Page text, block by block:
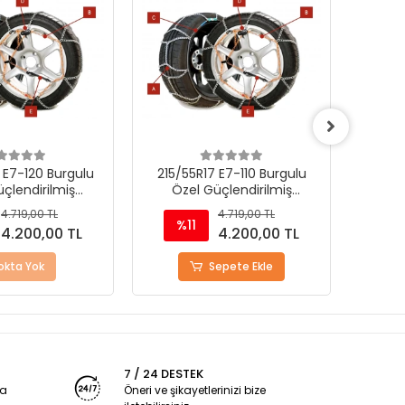
120 Burgulu
Kar Zinciri
4.719,00 TL
4.200,00 TL
Yok
215/55R17 E7-110 Burgulu
Özel Güçlendirilmiş
Takmatik Kar Zinciri
%11
4.719,00 TL
4.200,00 TL
Sepete Ekle
7 / 24 DESTEK
Öneri ve şikayetlerinizi bize